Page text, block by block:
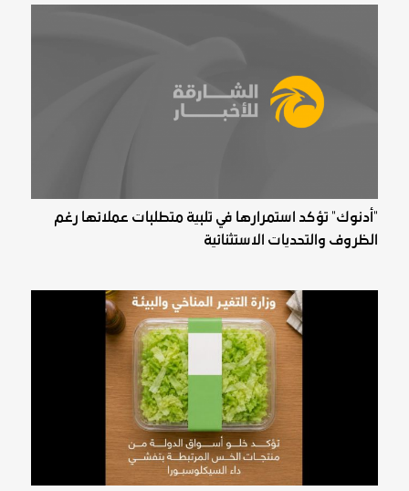
"أدنوك" تؤكد استمرارها في تلبية متطلبات عملائها رغم
الظروف والتحديات الاستثنائية